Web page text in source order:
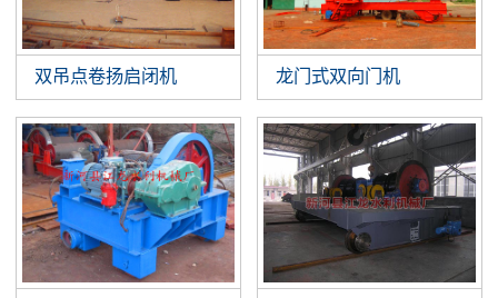
双吊点卷扬启闭机 龙门式双向门机